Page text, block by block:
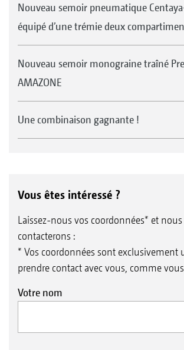
Nouveau semoir pneumatique
équipé d’une trémie deux
Nouveau semoir monograine traîné
AMAZONE
Une combinaison gagnante !
Vous êtes intéressé ?
Laissez-nous vos coordonnées* et
contacterons :
* Vos coordonnées sont exclusivement
prendre contact avec vous, comme
Votre nom